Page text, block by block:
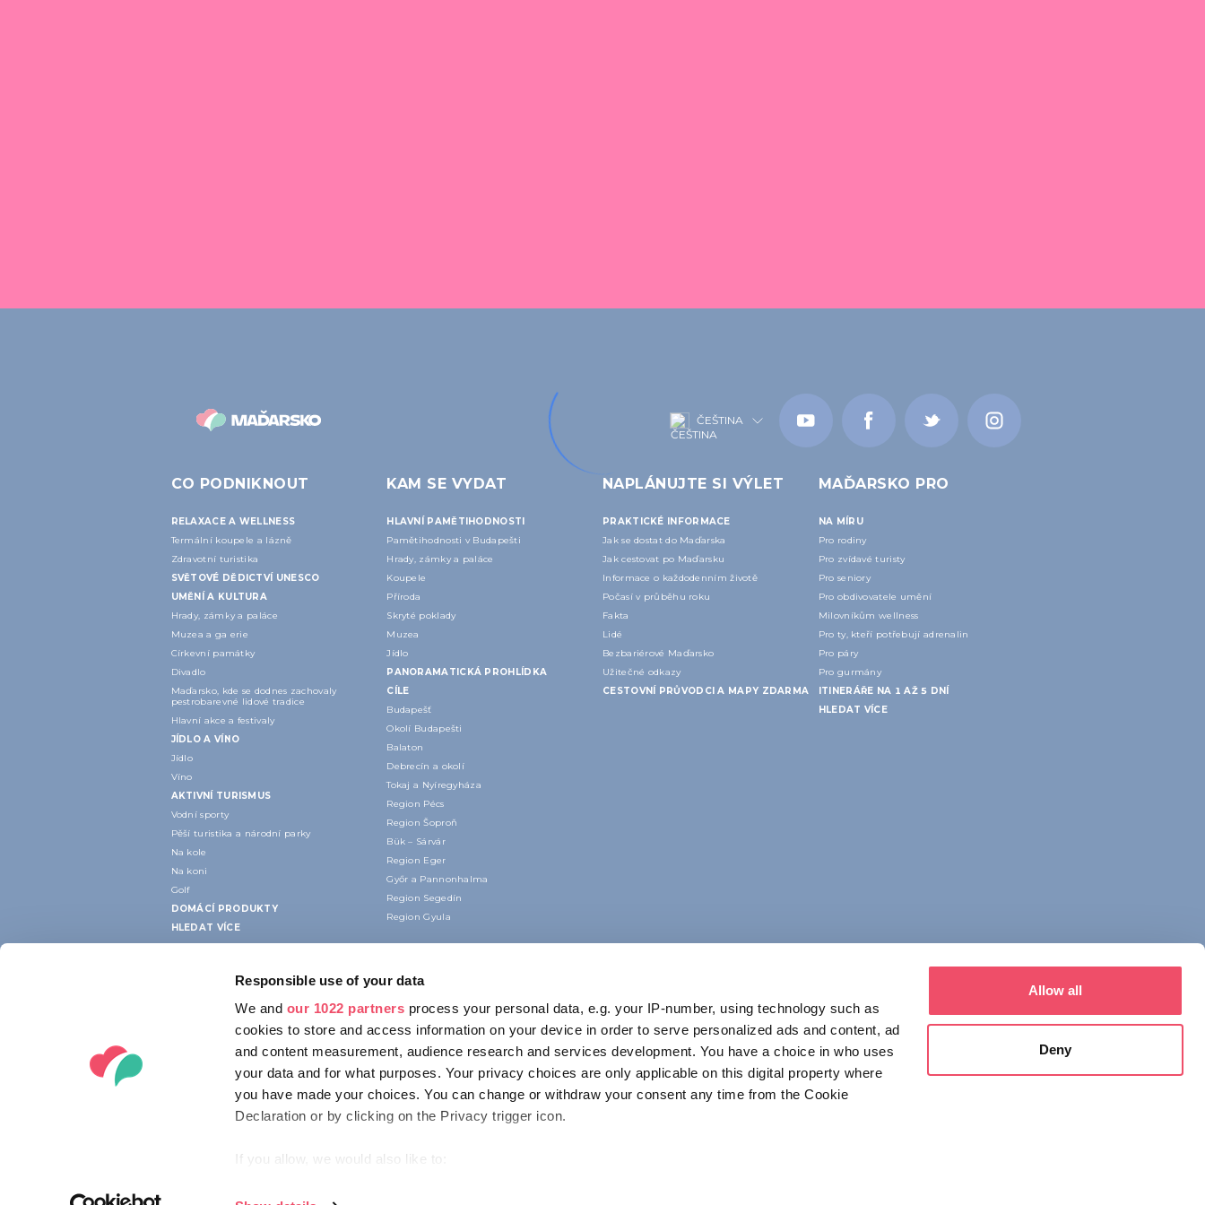
Responsible use of your data
We and our 1022 partners process your personal data, e.g. your IP-number, using technology such as
cookies to store and access information on your device in order to serve personalized ads and content, ad
and content measurement, audience research and services development. You have a choice in who uses
your data and for what purposes. Your privacy choices are only applicable on this digital property where
you have made your choices. You can change or withdraw your consent any time from the Cookie
Declaration or by clicking on the Privacy trigger icon.
If you allow, we would also like to:
Allow all
Deny
ČEŠTINA
CO PODNIKNOUT
RELAXACE A WELLNESS
Termální koupele a lázně
Zdravotní turistika
SVĚTOVÉ DĚDICTVÍ UNESCO
UMĚNÍ A KULTURA
Hrady, zámky a paláce
Muzea a galerie
Církevní památky
Divadlo
Maďarsko, kde se dodnes zachovaly
pestrobarevné lidové tradice
Hlavní akce a festivaly
JÍDLO A VÍNO
Jídlo
Víno
AKTIVNÍ TURISMUS
Vodní sporty
Pěší turistika a národní parky
Na kole
Na koni
Golf
DOMÁCÍ PRODUKTY
HLEDAT VÍCE
KAM SE VYDAT
HLAVNÍ PAMĚTIHODNOSTI
Pamětihodnosti v Budapešti
Hrady, zámky a paláce
Koupele
Příroda
Skryté poklady
Muzea
Jídlo
PANORAMATICKÁ PROHLÍDKA
CÍLE
Budapešť
Okolí Budapešti
Balaton
Debrecín a okolí
Tokaj a Nyíregyháza
Region Pécs
Region Šoproň
Bük – Sárvár
Region Eger
Győr a Pannonhalma
Region Segedín
Region Gyula
NAPLÁNUJTE SI VÝLET
PRAKTICKÉ INFORMACE
Jak se dostat do Maďarska
Jak cestovat po Maďarsku
Informace o každodenním životě
Počasí v průběhu roku
Fakta
Lidé
Bezbariérové Maďarsko
Užitečné odkazy
CESTOVNÍ PRŮVODCI A MAPY ZDARMA
MAĎARSKO PRO
NA MÍRU
Pro rodiny
Pro zvídavé turisty
Pro seniory
Pro obdivovatele umění
Milovníkům wellness
Pro ty, kteří potřebují adrenalin
Pro páry
Pro gurmány
ITINERÁŘE NA 1 AŽ 5 DNÍ
HLEDAT VÍCE
KONTAKT
Alkotás utca 19